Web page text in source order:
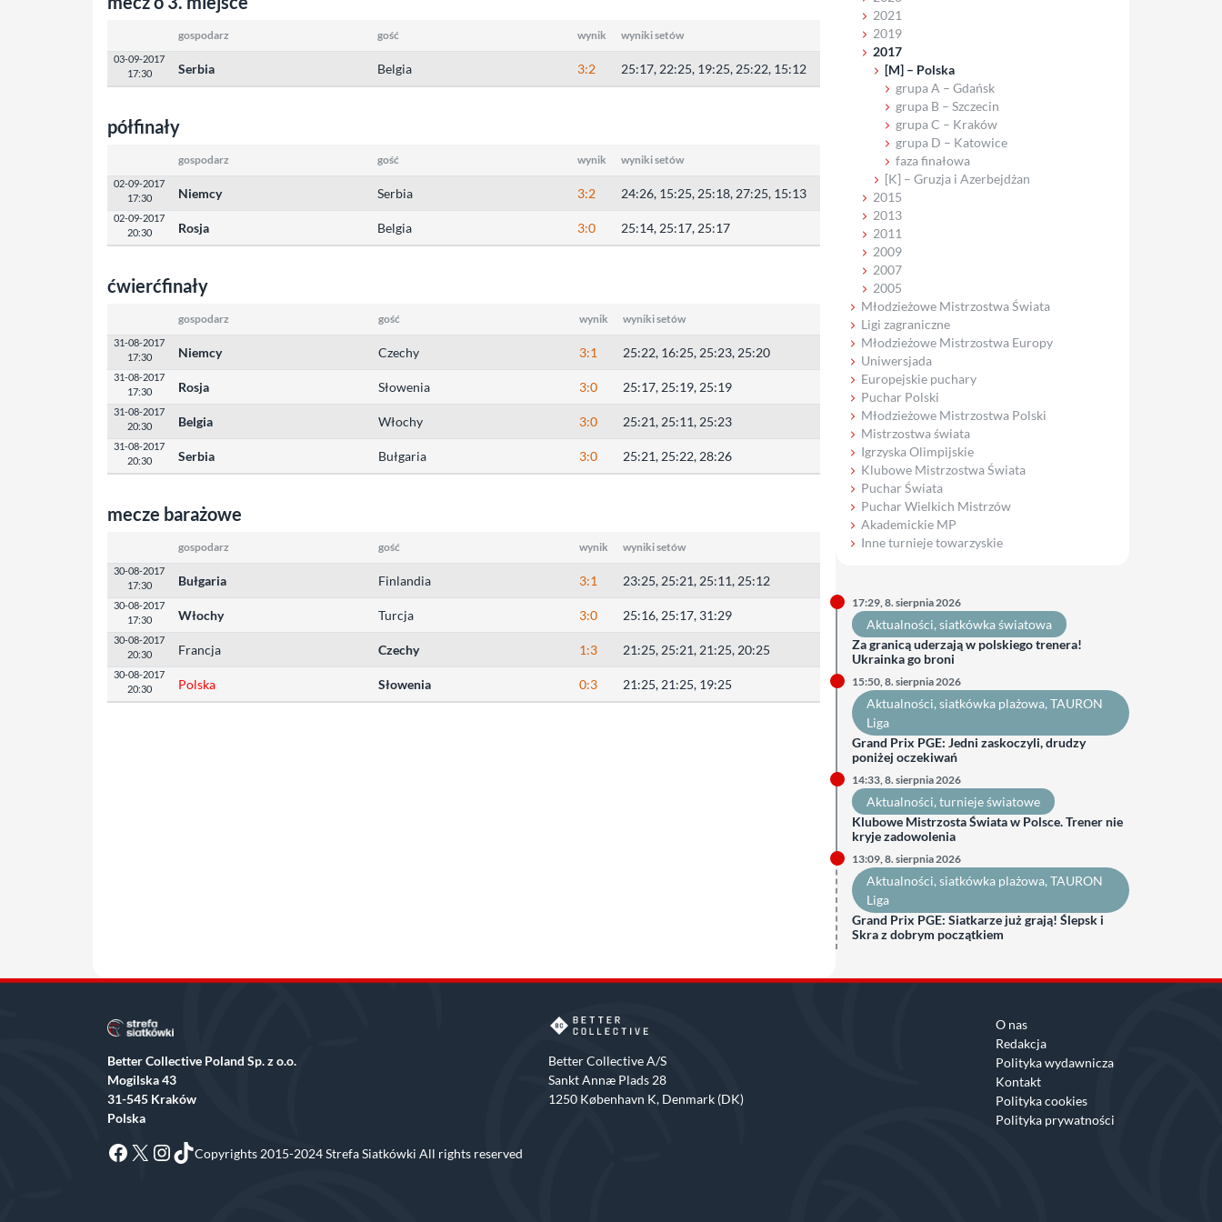
gospodarz gość wynik wyniki setów
03-09-2017
17:30
Serbia Belgia 3:2 25:17, 22:25, 19:25, 25:22, 15:12
półfinały
gospodarz gość wynik wyniki setów
02-09-2017
17:30
Niemcy Serbia 3:2 24:26, 15:25, 25:18, 27:25, 15:13
02-09-2017
20:30
Rosja Belgia 3:0 25:14, 25:17, 25:17
ćwierćfinały
gospodarz gość wynik wyniki setów
31-08-2017
17:30
Niemcy Czechy 3:1 25:22, 16:25, 25:23, 25:20
31-08-2017
17:30
Rosja Słowenia 3:0 25:17, 25:19, 25:19
31-08-2017
20:30
Belgia Włochy 3:0 25:21, 25:11, 25:23
31-08-2017
20:30
Serbia Bułgaria 3:0 25:21, 25:22, 28:26
mecze barażowe
gospodarz gość wynik wyniki setów
30-08-2017
17:30
Bułgaria Finlandia 3:1 23:25, 25:21, 25:11, 25:12
30-08-2017
17:30
Włochy Turcja 3:0 25:16, 25:17, 31:29
30-08-2017
20:30
Francja Czechy 1:3 21:25, 25:21, 21:25, 20:25
30-08-2017
20:30
Polska Słowenia 0:3 21:25, 21:25, 19:25
2021
2019
2017
[M] – Polska
grupa A – Gdańsk
grupa B – Szczecin
grupa C – Kraków
grupa D – Katowice
faza finałowa
[K] – Gruzja i Azerbejdżan
2015
2013
2011
2009
2007
2005
Młodzieżowe Mistrzostwa Świata
Ligi zagraniczne
Młodzieżowe Mistrzostwa Europy
Uniwersjada
Europejskie puchary
Puchar Polski
Młodzieżowe Mistrzostwa Polski
Mistrzostwa świata
Igrzyska Olimpijskie
Klubowe Mistrzostwa Świata
Puchar Świata
Puchar Wielkich Mistrzów
Akademickie MP
Inne turnieje towarzyskie
17:29, 8. sierpnia 2026
Aktualności, siatkówka światowa
Za granicą uderzają w polskiego trenera!
Ukrainka go broni
15:50, 8. sierpnia 2026
Aktualności, siatkówka plażowa, TAURON
Liga
Grand Prix PGE: Jedni zaskoczyli, drudzy
poniżej oczekiwań
14:33, 8. sierpnia 2026
Aktualności, turnieje światowe
Klubowe Mistrzosta Świata w Polsce. Trener nie
kryje zadowolenia
13:09, 8. sierpnia 2026
Aktualności, siatkówka plażowa, TAURON
Liga
Grand Prix PGE: Siatkarze już grają! Ślepsk i
Skra z dobrym początkiem
Better Collective Poland Sp. z o.o.
Mogilska 43
31-545 Kraków
Polska
Better Collective A/S
Sankt Annæ Plads 28
1250 København K, Denmark (DK)
O nas
Redakcja
Polityka wydawnicza
Kontakt
Polityka cookies
Polityka prywatności
Facebook
X Instagram
TikTok
Copyrights 2015-2024 Strefa Siatkówki All rights reserved